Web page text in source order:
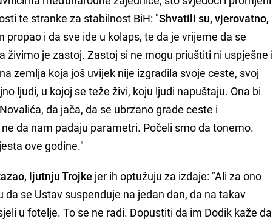
te stranke za stabilnost BiH: "Shvatili su, vjerovatno,
propao i da sve ide u kolaps, te da je vrijeme da se
živimo je zastoj. Zastoj si ne mogu priuštiti ni uspješne i
zemlja koja još uvijek nije izgradila svoje ceste, svoj
ljudi, u kojoj se teže živi, koju ljudi napuštaju. Ona bi
da jača, da se ubrzano grade ceste i
da nam padaju parametri. Počeli smo da tonemo.
ove godine."
ljutnju Trojke jer ih optužuju za izdaje: "Ali za ono
se Ustav suspenduje na jedan dan, da na takav
u fotelje. To se ne radi. Dopustiti da im Dodik kaže da